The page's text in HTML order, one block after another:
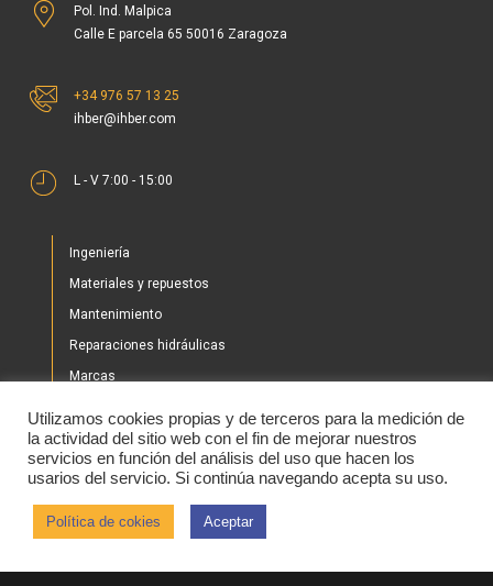
Pol. Ind. Malpica
Calle E parcela 65 50016 Zaragoza
+34 976 57 13 25
ihber@ihber.com
L - V 7:00 - 15:00
Ingeniería
Materiales y repuestos
Mantenimiento
Reparaciones hidráulicas
Marcas
Tienda
Noticias
2020 © IHBER
Utilizamos cookies propias y de terceros para la medición de
la actividad del sitio web con el fin de mejorar nuestros
servicios en función del análisis del uso que hacen los
usarios del servicio. Si continúa navegando acepta su uso.
Política de cokies Aceptar